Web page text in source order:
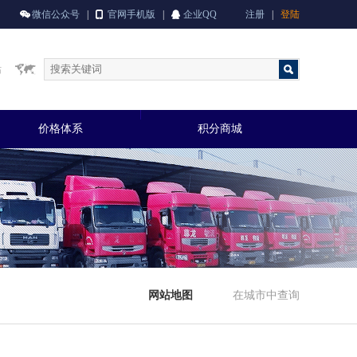
微信公众号 官网手机版 企业QQ 注册 登陆
价格体系 积分商城
网站地图 在城市中查询